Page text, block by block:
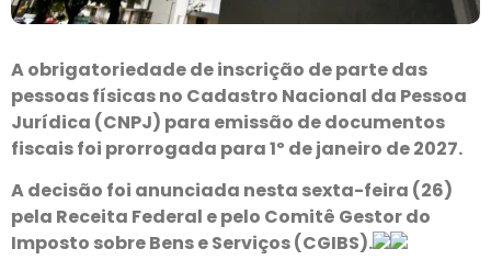
A obrigatoriedade de inscrição de parte das
pessoas físicas no Cadastro Nacional da Pessoa
Jurídica (CNPJ) para emissão de documentos
fiscais foi prorrogada para 1º de janeiro de 2027.
A decisão foi anunciada nesta sexta-feira (26)
pela Receita Federal e pelo Comitê Gestor do
Imposto sobre Bens e Serviços (CGIBS).